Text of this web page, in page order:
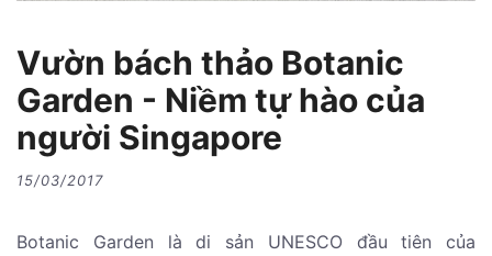
Vườn bách thảo Botanic
Garden - Niềm tự hào của
người Singapore
15/03/2017
Botanic Garden là di sản UNESCO đầu tiên của